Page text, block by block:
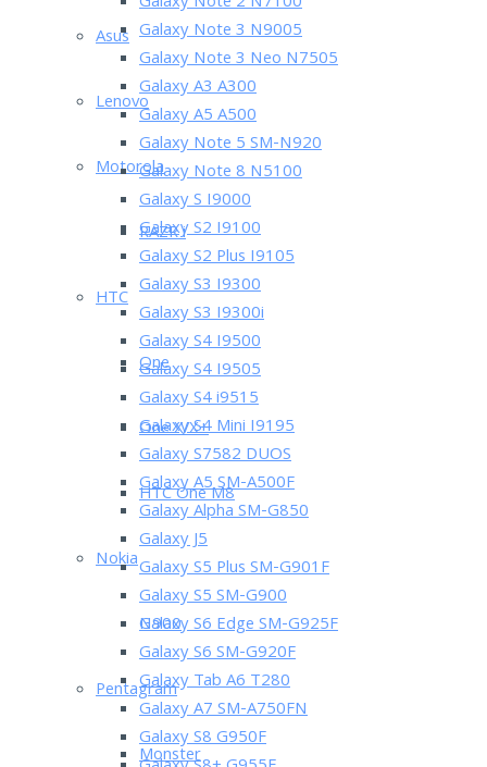
Asus
Lenovo
Motorola
RAZR i
HTC
One
One X/X+
HTC One M8
Nokia
N900
Pentagram
Monster
Galaxy Note 3 N9005
Galaxy Note 3 Neo N7505
Galaxy A3 A300
Galaxy A5 A500
Galaxy Note 5 SM-N920
Galaxy Note 8 N5100
Galaxy S I9000
Galaxy S2 I9100
Galaxy S2 Plus I9105
Galaxy S3 I9300
Galaxy S3 I9300i
Galaxy S4 I9500
Galaxy S4 I9505
Galaxy S4 i9515
Galaxy S4 Mini I9195
Galaxy S7582 DUOS
Galaxy A5 SM-A500F
Galaxy Alpha SM-G850
Galaxy J5
Galaxy S5 Plus SM-G901F
Galaxy S5 SM-G900
Galaxy S6 Edge SM-G925F
Galaxy S6 SM-G920F
Galaxy Tab A6 T280
Galaxy A7 SM-A750FN
Galaxy S8 G950F